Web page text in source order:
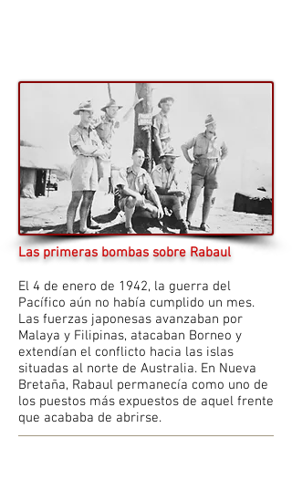
Las primeras bombas sobre Rabaul
El 4 de enero de 1942, la guerra del
Pacífico aún no había cumplido un mes.
Las fuerzas japonesas avanzaban por
Malaya y Filipinas, atacaban Borneo y
extendían el conflicto hacia las islas
situadas al norte de Australia. En Nueva
Bretaña, Rabaul permanecía como uno de
los puestos más expuestos de aquel frente
que acababa de abrirse.